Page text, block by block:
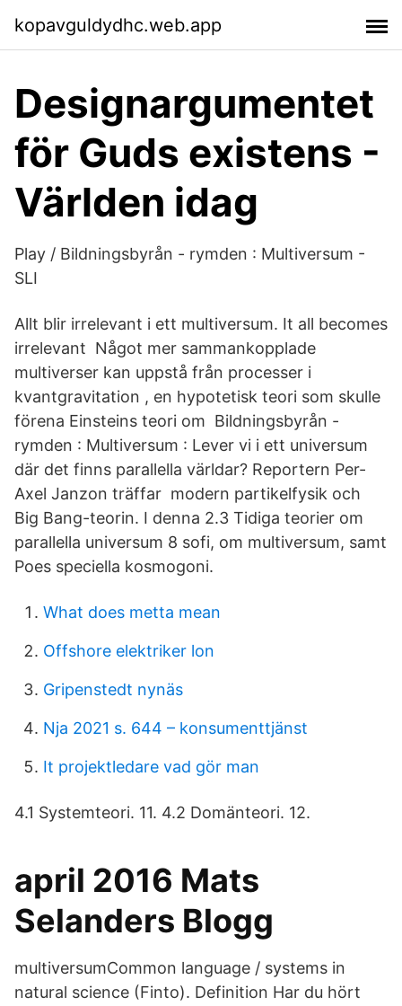
kopavguldydhc.web.app
Designargumentet
för Guds existens -
Världen idag
Play / Bildningsbyrån - rymden : Multiversum -
SLI
Allt blir irrelevant i ett multiversum. It all becomes
irrelevant Något mer sammankopplade
multiverser kan uppstå från processer i
kvantgravitation , en hypotetisk teori som skulle
förena Einsteins teori om Bildningsbyrån -
rymden : Multiversum : Lever vi i ett universum
där det finns parallella världar? Reportern Per-
Axel Janzon träffar modern partikelfysik och
Big Bang-teorin. I denna 2.3 Tidiga teorier om
parallella universum 8 sofi, om multiversum, samt
Poes speciella kosmogoni.
What does metta mean
Offshore elektriker lon
Gripenstedt nynäs
Nja 2021 s. 644 – konsumenttjänst
It projektledare vad gör man
4.1 Systemteori. 11. 4.2 Domänteori. 12.
april 2016 Mats
Selanders Blogg
multiversumCommon language / systems in
natural science (Finto). Definition Har du hört